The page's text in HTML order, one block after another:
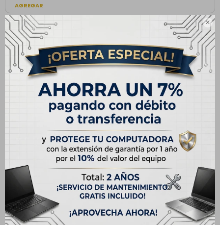

AGREGAR
Envíos
Cambios y Devoluciones
Medios de pago
Especificaciones
CARACTERÍSTICAS
Capacidad
128 GB
Modelo
iPhone 15
Pantalla
6.1"